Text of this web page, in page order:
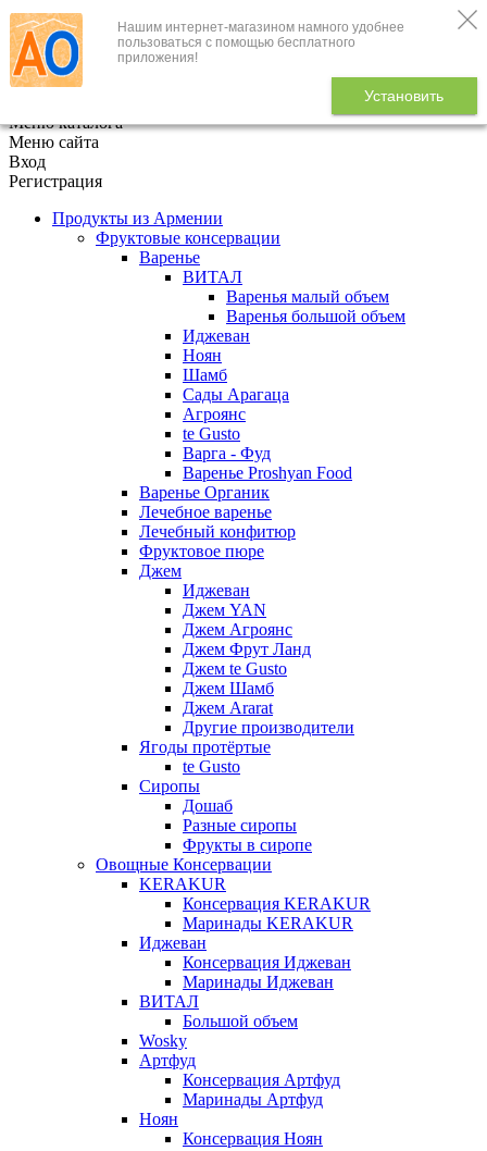
Нашим интернет-магазином намного удобнее
пользоваться с помощью бесплатного
приложения!
Установить
+7 (495) 646-888-1
В корзине
Меню каталога
Меню сайта
Вход
Регистрация
Продукты из Армении
Фруктовые консервации
Варенье
ВИТАЛ
Варенья малый объем
Варенья большой объем
Иджеван
Ноян
Шамб
Сады Арагаца
Агроянс
te Gusto
Варга - Фуд
Варенье Proshyan Food
Варенье Органик
Лечебное варенье
Лечебный конфитюр
Фруктовое пюре
Джем
Иджеван
Джем YAN
Джем Агроянс
Джем Фрут Ланд
Джем te Gusto
Джем Шамб
Джем Ararat
Другие производители
Ягоды протёртые
te Gusto
Сиропы
Дошаб
Разные сиропы
Фрукты в сиропе
Овощные Консервации
KERAKUR
Консервация KERAKUR
Маринады KERAKUR
Иджеван
Консервация Иджеван
Маринады Иджеван
ВИТАЛ
Большой объем
Wosky
Артфуд
Консервация Артфуд
Маринады Артфуд
Ноян
Консервация Ноян